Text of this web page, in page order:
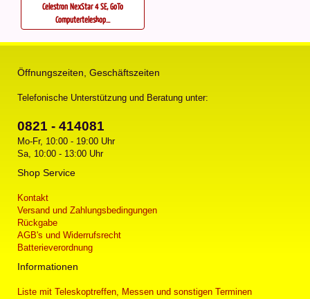
Celestron NexStar 4 SE, GoTo
Computerteleskop...
Öffnungszeiten, Geschäftszeiten
Telefonische Unterstützung und Beratung unter:
0821 - 414081
Mo-Fr, 10:00 - 19:00 Uhr
Sa, 10:00 - 13:00 Uhr
Shop Service
Kontakt
Versand und Zahlungsbedingungen
Rückgabe
AGB's und Widerrufsrecht
Batterieverordnung
Informationen
Liste mit Teleskoptreffen, Messen und sonstigen Terminen